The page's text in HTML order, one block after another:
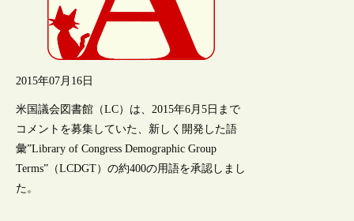
2015年07月16日
米国議会図書館（LC）は、2015年6月5日まで
コメントを募集していた、新しく開発した語
彙”Library of Congress Demographic Group
Terms”（LCDGT）の約400の用語を承認しまし
た。